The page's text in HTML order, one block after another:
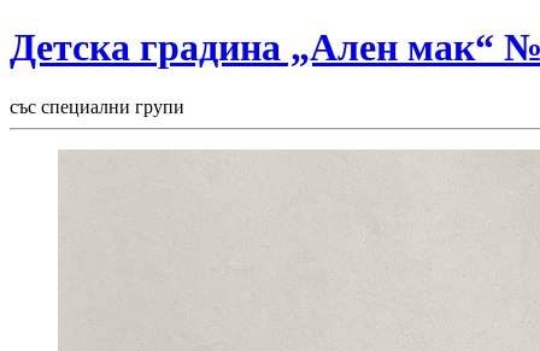
Детска градина „Ален мак“
със специални групи